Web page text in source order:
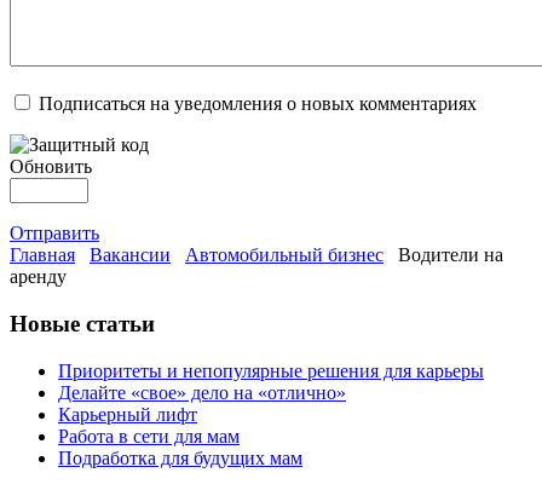
Подписаться на уведомления о новых комментариях
Обновить
Отправить
Главная
Вакансии Автомобильный бизнес
Водители на
аренду
Новые статьи
Приоритеты и непопулярные решения для карьеры
Делайте «свое» дело на «отлично»
Карьерный лифт
Работа в сети для мам
Подработка для будущих мам